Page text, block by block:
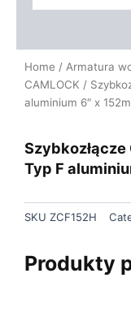
Home / Armatura
CAMLOCK /
aluminium 6″ x
Typ F
SKU ZCF152H
Produkty